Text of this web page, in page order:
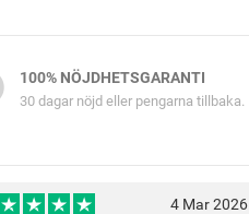
100% NÖJDHETSGARANTI
30 dagar nöjd eller pengarna tillbaka.
4 Mar 2026